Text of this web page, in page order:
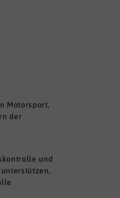
Motorsport,
der
und